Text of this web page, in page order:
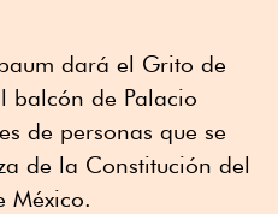
dará el Grito de
balcón de Palacio
de personas que se
de la Constitución del
México.